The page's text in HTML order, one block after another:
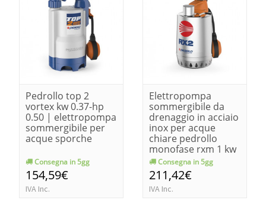
Pedrollo top 2
vortex kw 0.37-hp
0.50 | elettropompa
sommergibile per
acque sporche
Consegna in 5gg
154,59€
IVA Inc.
Elettropompa
sommergibile da
drenaggio in acciaio
inox per acque
chiare pedrollo
monofase rxm 1 kw
0.25-hp 0.33
Consegna in 5gg
211,42€
IVA Inc.